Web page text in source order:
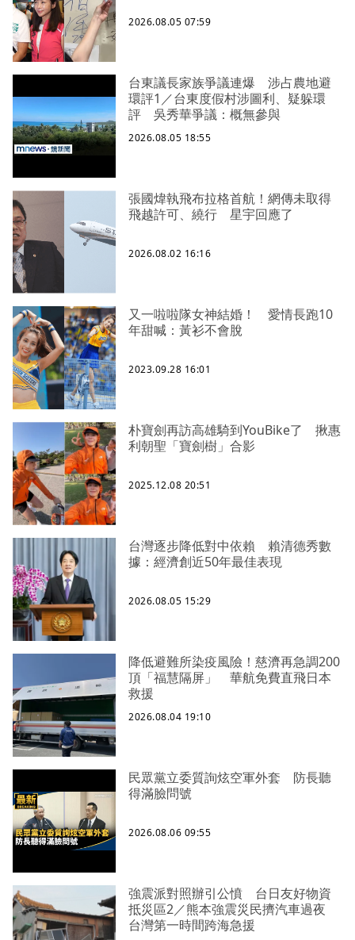
2026.08.05 07:59
台東議長家族爭議連爆 涉占農地避
環評1／台東度假村涉圖利、疑躲環
評 吳秀華爭議：概無參與
2026.08.05 18:55
張國煒執飛布拉格首航！網傳未取得
飛越許可、繞行 星宇回應了
2026.08.02 16:16
又一啦啦隊女神結婚！ 愛情長跑10
年甜喊：黃衫不會脫
2023.09.28 16:01
朴寶劍再訪高雄騎到YouBike了 揪惠
利朝聖「寶劍樹」合影
2025.12.08 20:51
台灣逐步降低對中依賴 賴清德秀數
據：經濟創近50年最佳表現
2026.08.05 15:29
降低避難所染疫風險！慈濟再急調200
頂「福慧隔屏」 華航免費直飛日本
救援
2026.08.04 19:10
民眾黨立委質詢炫空軍外套 防長聽
得滿臉問號
2026.08.06 09:55
強震派對照辦引公憤 台日友好物資
抵災區2／熊本強震災民擠汽車過夜
台灣第一時間跨海急援